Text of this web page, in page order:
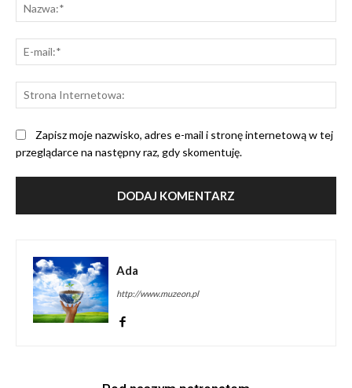
Zapisz moje nazwisko, adres e-mail i stronę internetową w tej
przeglądarce na następny raz, gdy skomentuję.
Ada
http://www.muzeon.pl